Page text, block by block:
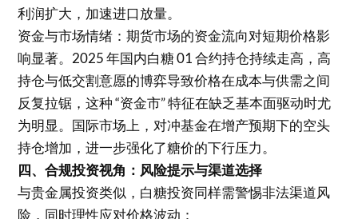
利润扩大，加速进口放量。
资金与市场情绪：期货市场的资金流向对短期价格影
响显著。2025 年国内白糖 01 合约持仓持续走高，高
持仓与低交割意愿的博弈导致价格在成本与供需之间
反复拉锯，这种 “资金市” 特征在缺乏基本面驱动时尤
为明显。国际市场上，对冲基金在增产预期下的空头
持仓增加，进一步强化了糖价的下行压力。
四、合规投资视角：风险提示与渠道选择
与贵金属投资类似，白糖投资同样需警惕非法渠道风
险，同时理性应对价格波动：